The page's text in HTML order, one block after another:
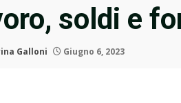
soldi e
Galloni Giugno 6, 2023